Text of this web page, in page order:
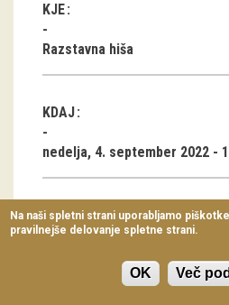
Arhiv razstav
dogodki
Koledar dogodkov
Prireditve
Predavanja
Delavnice
Vodeni ogledi
KJE
Razstavna hiša
KDAJ
nedelja, 4. september 2022 -
TRAJANJE
Na naši spletni strani uporabljamo
pravilnejše delovanje spletne strani.
OK Več